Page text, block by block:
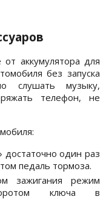
аккумулятора для
без запуска
слушать музыку,
телефон, не
достаточно один раз
педаль тормоза.
зажигания режим
ключа в